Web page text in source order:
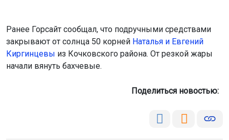
Ранее Горсайт сообщал, что подручными средствами
закрывают от солнца 50 корней Наталья и Евгений
Киргинцевы из Кочковского района. От резкой жары
начали вянуть бахчевые.
Поделиться новостью: